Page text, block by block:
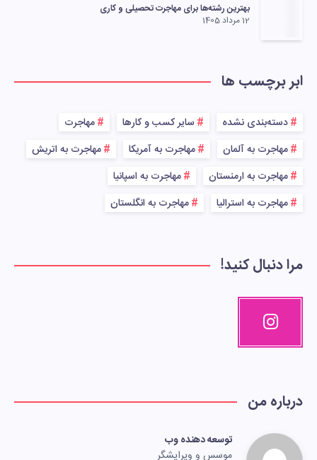
بهترین رشته‌ها برای مهاجرت تحصیلی و کاری
12 مرداد 1405
ابر برچسب ها
دسته‌بندی نشده سایر کسب و کارها
مهاجرت
مهاجرت به آلمان
مهاجرت به آمریکا
مهاجرت به اتریش
مهاجرت به ارمنستان
مهاجرت به اسپانیا
مهاجرت به استرالیا
مهاجرت به انگلستان
مرا دنبال کنید!
درباره من
توسعه دهنده وب
موسس و ویرایشگر